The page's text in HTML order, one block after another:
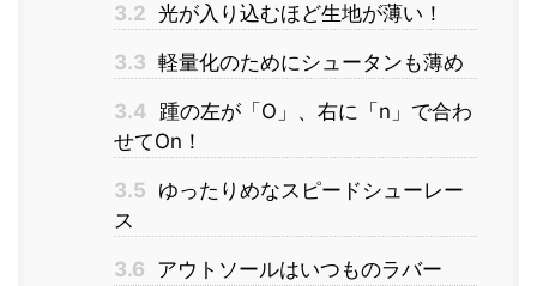
3.2 光が入り込むほど生地が薄い！
3.3 軽量化のためにシュータンも薄め
3.4 踵の左が「O」、右に「n」で合わ
せてOn！
3.5 ゆったりめなスピードシューレー
ス
3.6 アウトソールはいつものラバー